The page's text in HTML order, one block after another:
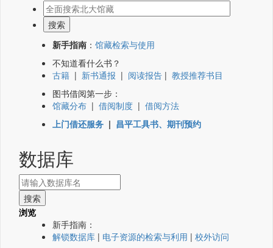
新手指南 ： 馆藏检索与使用
不知道看什么书？
古籍 | 新书通报 | 阅读报告 | 教授推荐书目
图书借阅第一步：
馆藏分布 | 借阅制度 | 借阅方法
上门借还服务 | 昌平工具书、期刊预约
数据库
浏览
新手指南：
解锁数据库 | 电子资源的检索与利用 | 校外访问